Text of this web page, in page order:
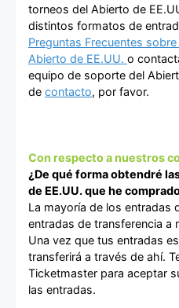
torneos del Abierto de
distintos formatos de
Preguntas Frecuentes
Abierto de EE.UU. o
equipo de soporte del
de contacto, por favor.
Con respecto a nuestros
¿De qué forma obtendré
de EE.UU. que he
La mayoría de los entradas
entradas de transferencia a
Una vez que tus entradas
transferirá a través de ahí.
Ticketmaster para aceptar
las entradas.